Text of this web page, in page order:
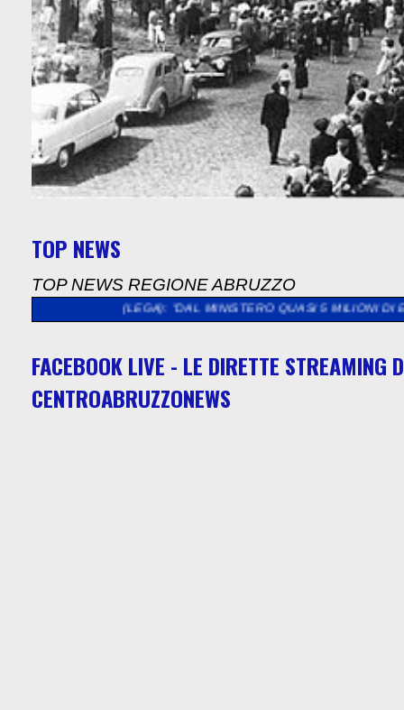
TOP NEWS
TOP NEWS REGIONE ABRUZZO
(LEGA): "DAL MINISTERO QUASI 5 MILIONI DI EURO PER
FACEBOOK LIVE - LE DIRETTE STREAMING
CENTROABRUZZONEWS